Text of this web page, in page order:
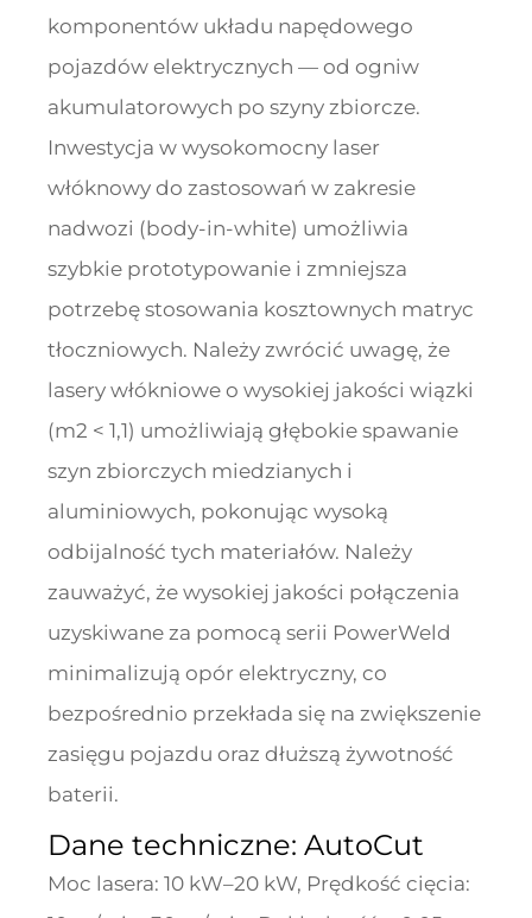
komponentów układu napędowego
pojazdów elektrycznych — od ogniw
akumulatorowych po szyny zbiorcze.
Inwestycja w wysokomocny laser
włóknowy do zastosowań w zakresie
nadwozi (body-in-white) umożliwia
szybkie prototypowanie i zmniejsza
potrzebę stosowania kosztownych matryc
tłoczniowych. Należy zwrócić uwagę, że
lasery włókniowe o wysokiej jakości wiązki
(m2 < 1,1) umożliwiają głębokie spawanie
szyn zbiorczych miedzianych i
aluminiowych, pokonując wysoką
odbijalność tych materiałów. Należy
zauważyć, że wysokiej jakości połączenia
uzyskiwane za pomocą serii PowerWeld
minimalizują opór elektryczny, co
bezpośrednio przekłada się na zwiększenie
zasięgu pojazdu oraz dłuższą żywotność
baterii.
Dane techniczne: AutoCut
Moc lasera: 10 kW–20 kW, Prędkość cięcia: